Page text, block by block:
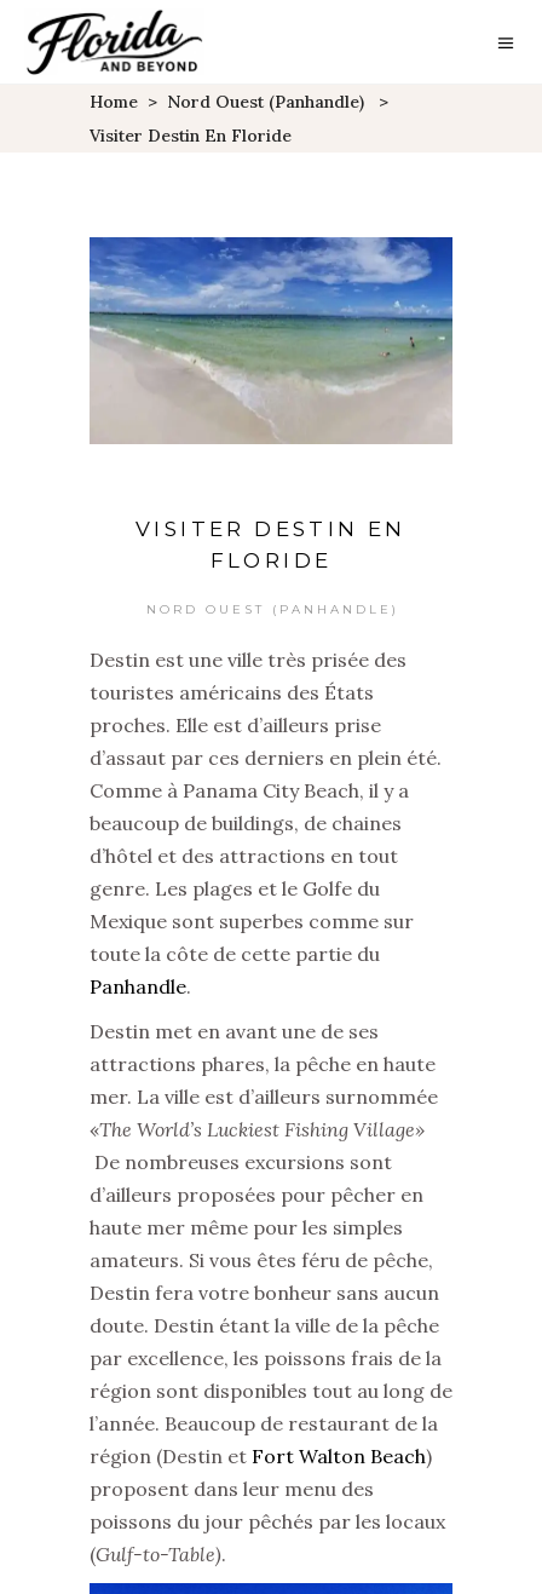
Home > Nord Ouest (Panhandle)
>
Visiter Destin En Floride
VISITER DESTIN EN
FLORIDE
NORD OUEST (PANHANDLE)
Destin est une ville très prisée des
touristes américains des États
proches. Elle est d’ailleurs prise
d’assaut par ces derniers en plein été.
Comme à Panama City Beach, il y a
beaucoup de buildings, de chaines
d’hôtel et des attractions en tout
genre. Les plages et le Golfe du
Mexique sont superbes comme sur
toute la côte de cette partie du
Panhandle.
Destin met en avant une de ses
attractions phares, la pêche en haute
mer. La ville est d’ailleurs surnommée
«The World’s Luckiest Fishing Village»
De nombreuses excursions sont
d’ailleurs proposées pour pêcher en
haute mer même pour les simples
amateurs. Si vous êtes féru de pêche,
Destin fera votre bonheur sans aucun
doute. Destin étant la ville de la pêche
par excellence, les poissons frais de la
région sont disponibles tout au long de
l’année. Beaucoup de restaurant de la
région (Destin et Fort Walton Beach)
proposent dans leur menu des
poissons du jour pêchés par les locaux
(Gulf-to-Table).